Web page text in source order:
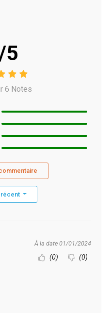
5
6 Notes
récent
À la date 01/01/2024
(0) (0)